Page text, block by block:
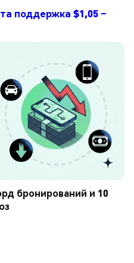
поддержка $1,05 –
бронирований и 10